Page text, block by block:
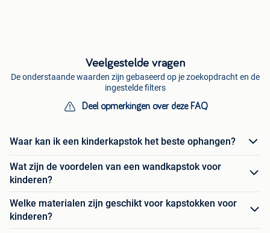
Veelgestelde vragen
De onderstaande waarden zijn gebaseerd op je zoekopdracht en de
ingestelde filters
Deel opmerkingen over deze FAQ
Waar kan ik een kinderkapstok het beste ophangen?
Wat zijn de voordelen van een wandkapstok voor
kinderen?
Welke materialen zijn geschikt voor kapstokken voor
kinderen?